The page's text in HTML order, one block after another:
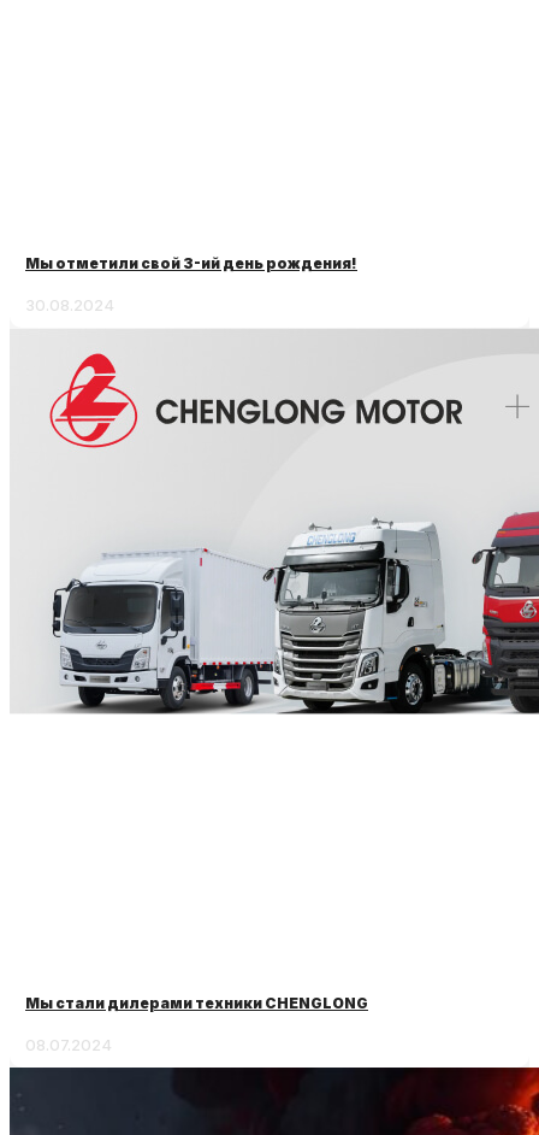
Мы отметили свой 3-ий день рождения!
30.08.2024
Мы стали дилерами техники CHENGLONG
08.07.2024